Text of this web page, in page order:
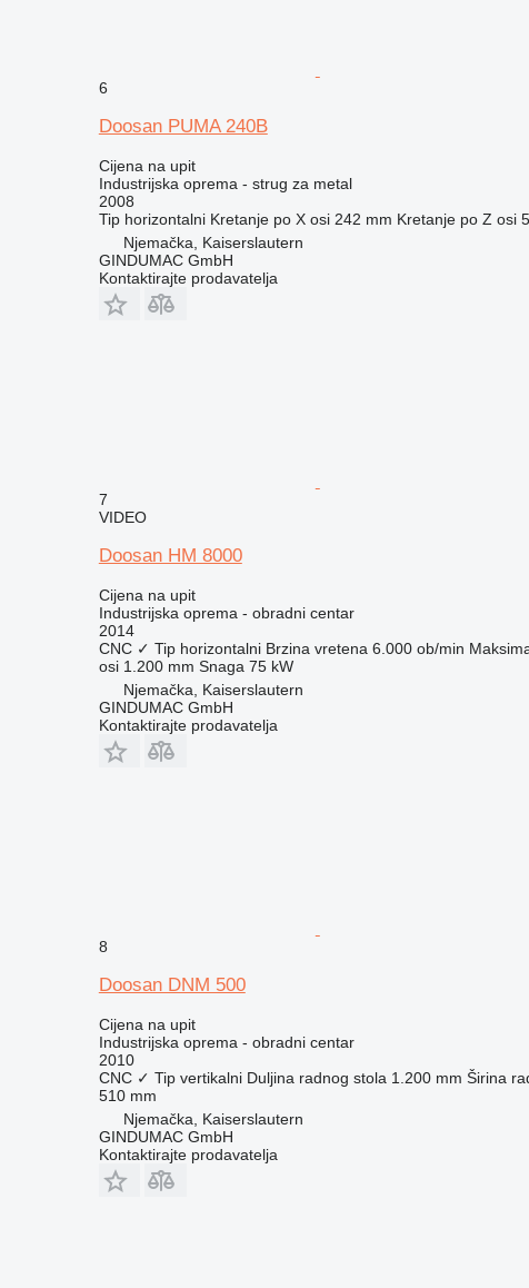
6
Doosan PUMA 240B
Cijena na upit
Industrijska oprema - strug za metal
2008
Tip horizontalni Kretanje po X osi 242 mm Kretanje po Z osi
Njemačka, Kaiserslautern
GINDUMAC GmbH
Kontaktirajte prodavatelja
7
VIDEO
Doosan HM 8000
Cijena na upit
Industrijska oprema - obradni centar
2014
CNC ✓ Tip horizontalni Brzina vretena 6.000 ob/min
osi 1.200 mm Snaga 75 kW
Njemačka, Kaiserslautern
GINDUMAC GmbH
Kontaktirajte prodavatelja
8
Doosan DNM 500
Cijena na upit
Industrijska oprema - obradni centar
2010
CNC ✓ Tip vertikalni Duljina radnog stola 1.200 mm Širina
510 mm
Njemačka, Kaiserslautern
GINDUMAC GmbH
Kontaktirajte prodavatelja